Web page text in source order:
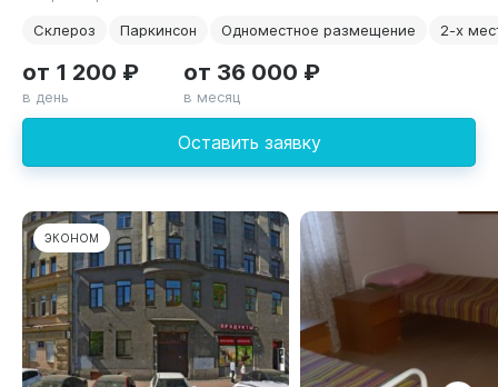
Склероз
Паркинсон Одноместное размещение 2-х
Оставить заявку
от 1 200 ₽
в день
от 36 000 ₽
в месяц
ЭКОНОМ